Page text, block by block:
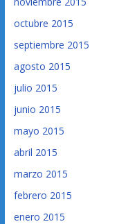
octubre 2015
septiembre 2015
agosto 2015
julio 2015
junio 2015
mayo 2015
abril 2015
marzo 2015
febrero 2015
enero 2015